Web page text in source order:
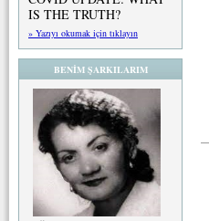
IS THE TRUTH?
» Yazıyı okumak için tıklayın
BENİM ŞARKILARIM